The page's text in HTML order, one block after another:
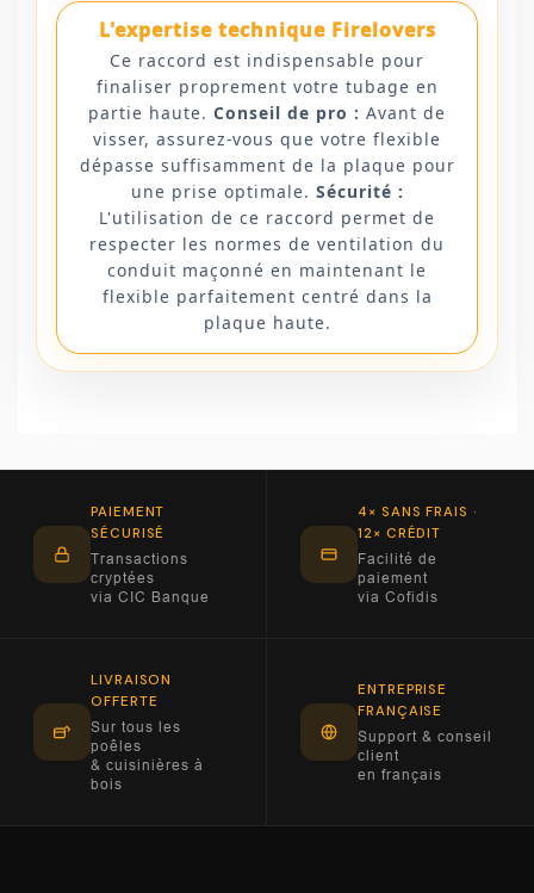
L'expertise technique Firelovers
Ce raccord est indispensable pour
finaliser proprement votre tubage en
partie haute. Conseil de pro : Avant de
visser, assurez-vous que votre flexible
dépasse suffisamment de la plaque pour
une prise optimale. Sécurité :
L'utilisation de ce raccord permet de
respecter les normes de ventilation du
conduit maçonné en maintenant le
flexible parfaitement centré dans la
plaque haute.
PAIEMENT
SÉCURISÉ
Transactions
cryptées
via CIC Banque
4× SANS FRAIS ·
12× CRÉDIT
Facilité de
paiement
via Cofidis
LIVRAISON
OFFERTE
Sur tous les
poêles
& cuisinières à
bois
ENTREPRISE
FRANÇAISE
Support & conseil
client
en français